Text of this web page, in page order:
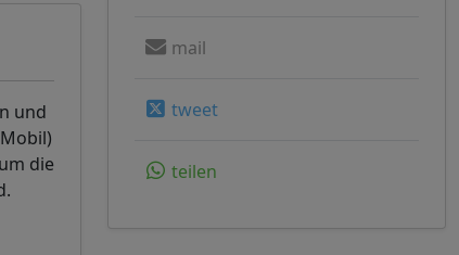
und
die
mail
tweet
teilen